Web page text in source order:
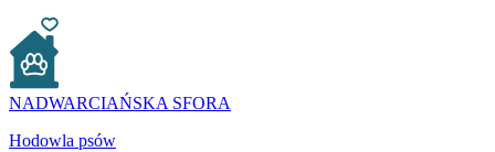
NADWARCIAŃSKA SFORA
Hodowla psów